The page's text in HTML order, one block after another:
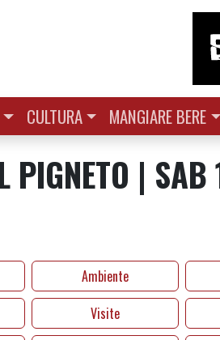
CULTURA MANGIARE BERE
PIGNETO |
Ambiente
Visite